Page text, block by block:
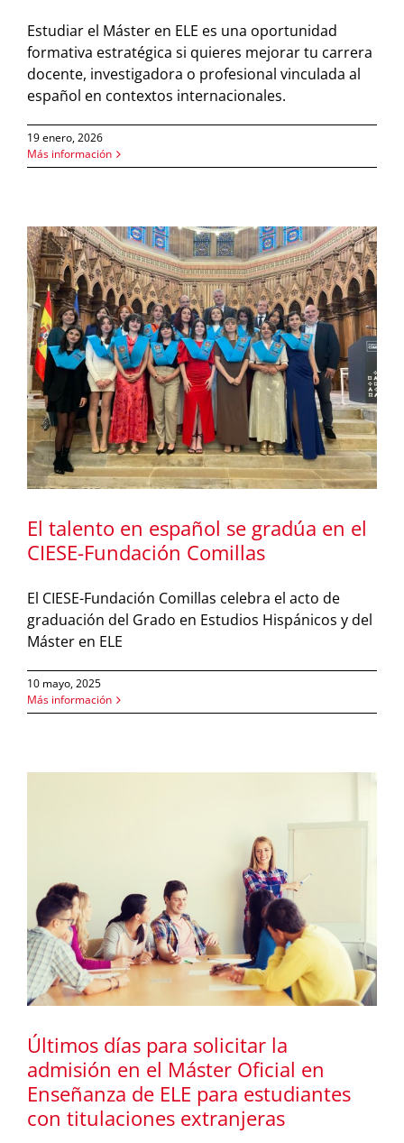
Estudiar el Máster en ELE es una oportunidad
formativa estratégica si quieres mejorar tu carrera
docente, investigadora o profesional vinculada al
español en contextos internacionales.
19 enero, 2026
Más información
El talento en español se gradúa en el
CIESE-Fundación Comillas
El CIESE-Fundación Comillas celebra el acto de
graduación del Grado en Estudios Hispánicos y del
Máster en ELE
10 mayo, 2025
Más información
Últimos días para solicitar la
admisión en el Máster Oficial en
Enseñanza de ELE para estudiantes
con titulaciones extranjeras